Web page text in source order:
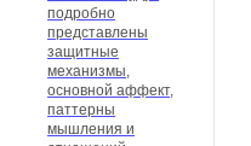
подробно
представлены
защитные
механизмы,
основной аффект,
паттерны
мышления и